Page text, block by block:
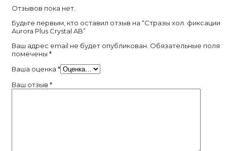
Отзывов пока нет.
Будьте первым, кто оставил отзыв на “Стразы хол. фиксации
Aurora Plus Crystal AB”
Ваш адрес email не будет опубликован. Обязательные поля
помечены *
Ваша оценка *
Ваш отзыв *